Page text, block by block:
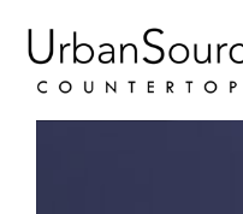
content